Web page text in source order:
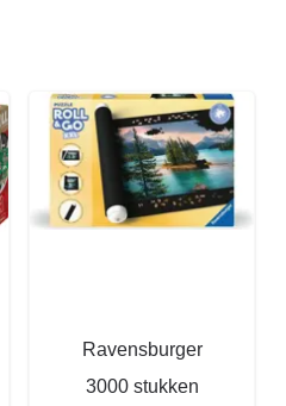
Ravensburger
3000 stukken